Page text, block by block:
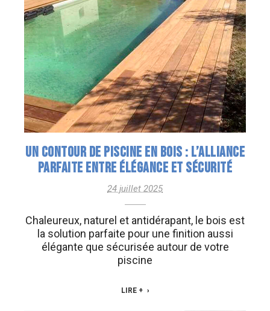
UN CONTOUR DE PISCINE EN BOIS : L’ALLIANCE
PARFAITE ENTRE ÉLÉGANCE ET SÉCURITÉ
24 juillet 2025
Chaleureux, naturel et antidérapant, le bois est
la solution parfaite pour une finition aussi
élégante que sécurisée autour de votre
piscine
LIRE +